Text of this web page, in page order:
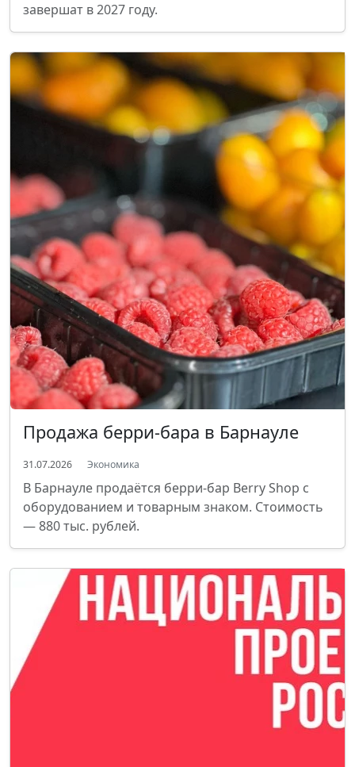
завершат в 2027 году.
Продажа берри-бара в Барнауле
31.07.2026 Экономика
В Барнауле продаётся берри-бар Berry Shop с
оборудованием и товарным знаком. Стоимость
— 880 тыс. рублей.